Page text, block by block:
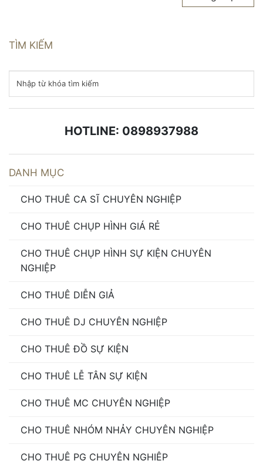
TÌM KIẾM
HOTLINE: 0898937988
DANH MỤC
CHO THUÊ CA SĨ CHUYÊN NGHIỆP
CHO THUÊ CHỤP HÌNH GIÁ RẺ
CHO THUÊ CHỤP HÌNH SỰ KIỆN CHUYÊN
NGHIỆP
CHO THUÊ DIỄN GIẢ
CHO THUÊ DJ CHUYÊN NGHIỆP
CHO THUÊ ĐỒ SỰ KIỆN
CHO THUÊ LỄ TÂN SỰ KIỆN
CHO THUÊ MC CHUYÊN NGHIỆP
CHO THUÊ NHÓM NHẢY CHUYÊN NGHIỆP
CHO THUÊ PG CHUYÊN NGHIỆP